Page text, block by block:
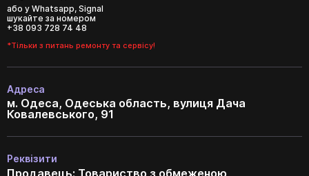
або у Whatsapp, Signal
шукайте за номером
+38 093 728 74 48
*Тільки з питань ремонту та сервісу!
Адреса
м. Одеса, Одеська область, вулиця Дача
Ковалевського, 91
Реквізити
Продавець: Товариство з обмеженою